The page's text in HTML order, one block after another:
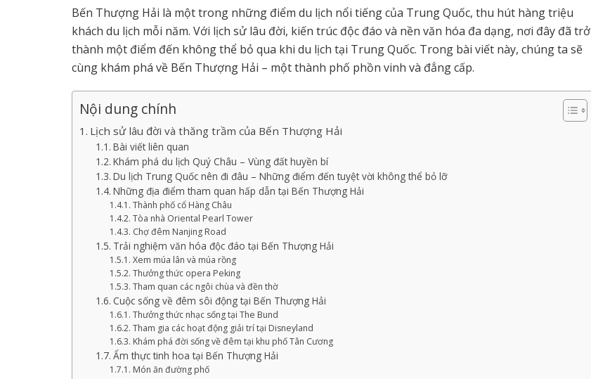
Bến Thượng Hải là một trong những điểm du lịch nổi tiếng của Trung Quốc, thu hút hàng triệu
khách du lịch mỗi năm. Với lịch sử lâu đời, kiến trúc độc đáo và nền văn hóa đa dạng, nơi đây đã trở
thành một điểm đến không thể bỏ qua khi du lịch tại Trung Quốc. Trong bài viết này, chúng ta sẽ
cùng khám phá về Bến Thượng Hải – một thành phố phồn vinh và đẳng cấp.
Nội dung chính
Lịch sử lâu đời và thăng trầm của Bến Thượng Hải
Bài viết liên quan
Khám phá du lịch Quý Châu – Vùng đất huyền bí
Du lịch Trung Quốc nên đi đâu – Những điểm đến tuyệt vời không thể bỏ lỡ
Những địa điểm tham quan hấp dẫn tại Bến Thượng Hải
Thành phố cổ Hàng Châu
Tòa nhà Oriental Pearl Tower
Chợ đêm Nanjing Road
Trải nghiệm văn hóa độc đáo tại Bến Thượng Hải
Xem múa lân và múa rồng
Thưởng thức opera Peking
Tham quan các ngôi chùa và đền thờ
Cuộc sống về đêm sôi động tại Bến Thượng Hải
Thưởng thức nhạc sống tại The Bund
Tham gia các hoạt động giải trí tại Disneyland
Khám phá đời sống về đêm tại khu phố Tân Cương
Ẩm thực tinh hoa tại Bến Thượng Hải
Món ăn đường phố